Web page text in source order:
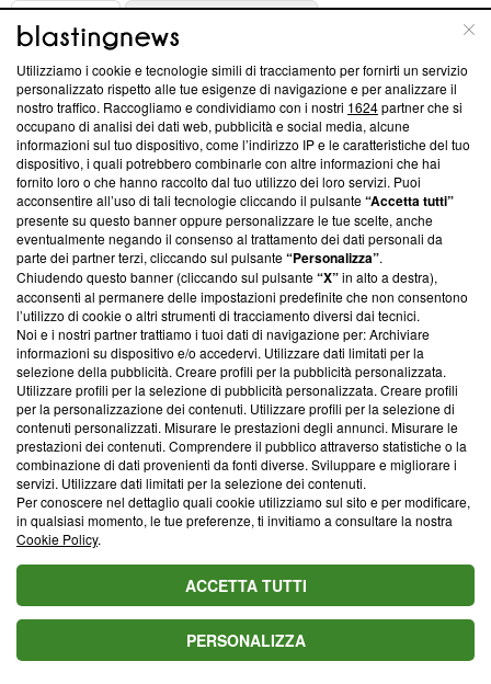
ABOUT
Questa sezione offre informazioni trasparenti su Blasting
News, sui nostri processi editoriali e su come ci impegniamo a
creare news di qualità. Inoltre, afferma la nostra aderenza a
‘Trust Project - News with Integrity’Blasting News non è
ancora membro del programma, ma ha richiesto di farne
parte; Trust Project non ha ancora effettuato una verifica di
conformità agli standard.
Su di noi
Team editoriale
Corporate
Redazione
Informativa Privacy
Cookie Policy
Blasting SA, IDI CHE-247.845.224, Via Carlo Frasca, 3 - 6900
Lugano (Svizzera) Tel:+39 0690258937
© 2026 Blasting News
Utilizziamo i cookie e tecnologie simili di tracciamento per fornirti un servizio
personalizzato rispetto alle tue esigenze di navigazione e per analizzare il
nostro traffico. Raccogliamo e condividiamo con i nostri 1624partner che si
occupano di analisi dei dati web, pubblicità e social media, alcune
informazioni sul tuo dispositivo, come l’indirizzo IP e le caratteristiche del tuo
dispositivo, i quali potrebbero combinarle con altre informazioni che hai
fornito loro o che hanno raccolto dal tuo utilizzo dei loro servizi. Puoi
acconsentire all’uso di tali tecnologie cliccando il pulsante“Accetta tutti”
presente su questo banner oppure personalizzare le tue scelte, anche
eventualmente negando il consenso al trattamento dei dati personali da
parte dei partner terzi, cliccando sul pulsante“Personalizza”.
Chiudendo questo banner (cliccando sul pulsante“X”in alto a destra),
acconsenti al permanere delle impostazioni predefinite che non consentono
l’utilizzo di cookie o altri strumenti di tracciamento diversi dai tecnici.
Noi e i nostri partner trattiamo i tuoi dati di navigazione per: Archiviare
informazioni su dispositivo e/o accedervi. Utilizzare dati limitati per la
selezione della pubblicità. Creare profili per la pubblicità personalizzata.
Utilizzare profili per la selezione di pubblicità personalizzata. Creare profili
per la personalizzazione dei contenuti. Utilizzare profili per la selezione di
contenuti personalizzati. Misurare le prestazioni degli annunci. Misurare le
prestazioni dei contenuti. Comprendere il pubblico attraverso statistiche o la
combinazione di dati provenienti da fonti diverse. Sviluppare e migliorare i
servizi. Utilizzare dati limitati per la selezione dei contenuti.
Per conoscere nel dettaglio quali cookie utilizziamo sul sito e per modificare,
in qualsiasi momento, le tue preferenze, ti invitiamo a consultare la nostra
Cookie Policy.
ACCETTA TUTTI
PERSONALIZZA